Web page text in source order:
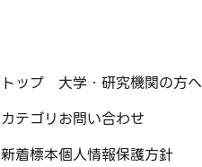
トップ
カテゴリ
新着標本
大学・研究機関の方へ
お問い合わせ
個人情報保護方針